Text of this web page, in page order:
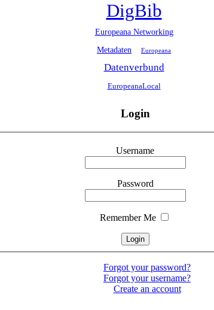
DigBib
Europeana Networking
Metadaten
Europeana
Datenverbund
EuropeanaLocal
Login
Username
Password
Remember Me
Forgot your password?
Forgot your username?
Create an account